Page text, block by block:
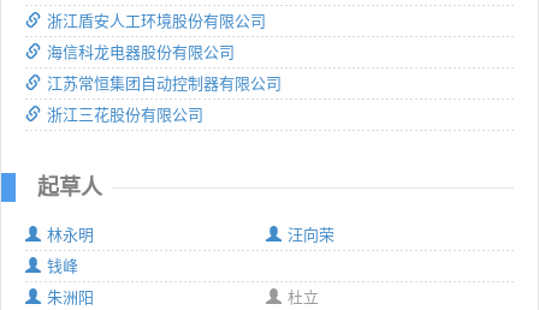
浙江盾安人工环境股份有限公司
海信科龙电器股份有限公司
江苏常恒集团自动控制器有限公司
浙江三花股份有限公司
起草人
林永明
汪向荣
钱峰
朱洲阳
杜立